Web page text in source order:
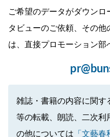
ご希望のデータがダウン
タビューのご依頼、その
は、直接プロモーション部
雑誌・書籍の内容に関す
等の転載、朗読、二次利
の他については 「文藝春